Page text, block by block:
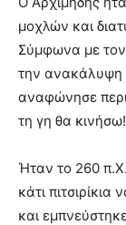
μοχλών και
Σύμφωνα με τον
την ανακάλυψη
αναφώνησε
τη γη θα
Ήταν το 260
κάτι
και